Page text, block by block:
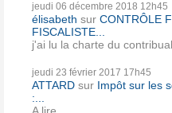
jeudi 06 décembre 2018 12h45
élisabeth sur CONTRÔLE
FISCALISTE...
j'ai lu la charte du
jeudi 23 février 2017 17h45
ATTARD sur Impôt sur les
:...
A lire